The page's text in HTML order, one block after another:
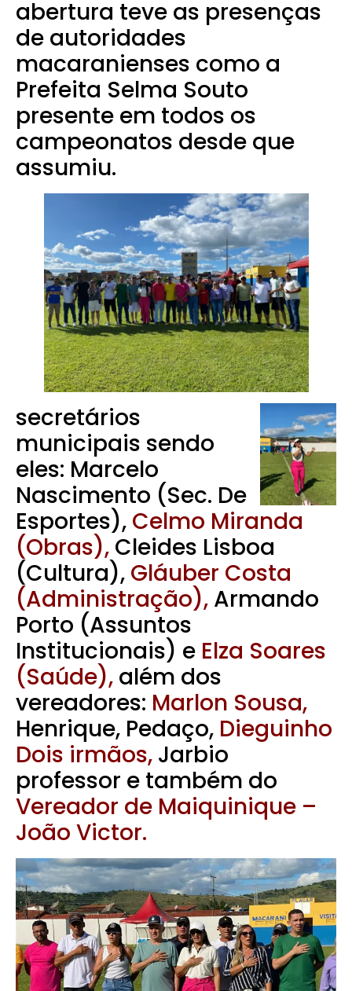
abertura teve as presenças
de autoridades
macaranienses como a
Prefeita Selma Souto
presente em todos os
campeonatos desde que
assumiu.
secretários
municipais sendo
eles: Marcelo
Nascimento (Sec. De
Esportes), Celmo Miranda
(Obras), Cleides Lisboa
(Cultura), Gláuber Costa
(Administração), Armando
Porto (Assuntos
Institucionais) e Elza Soares
(Saúde), além dos
vereadores: Marlon Sousa,
Henrique, Pedaço, Dieguinho
Dois irmãos, Jarbio
professor e também do
Vereador de Maiquinique –
João Victor.